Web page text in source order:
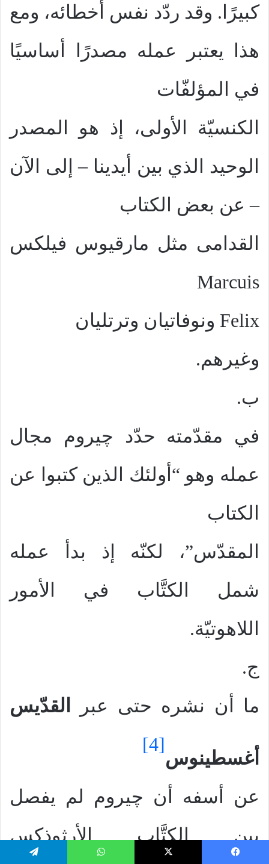
كبيرًا. وقد ردّد نفس أخطائه، ومع
هذا يعتبر عمله مصدرًا أساسيًا
في المؤلفّات
الكنسيّة الأولى، إذ هو المصدر
الوحيد الذي بين أيدينا – إلى الآن
– عن بعض الكتاب
القدامى مثل مارقيوس فيلكس
Marcuis
Felix ونوفاتيان وترتليان
وغيرهم.
ب.
في مقدّمته حدّد چيروم مجال
عمله وهو “أولئك الذين كتبوا عن
الكتاب
المقدّس”، لكنّه إذ بدأ عمله
شمل الكتَّاب في الأمور
اللاهوتيّة.
ج.
ما أن نشره حتى عبر
القدّيس
أغسطينوس
[4]
عن أسفه أن چيروم لم يفصل
بين الكتَّاب الأرثوذكس